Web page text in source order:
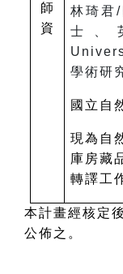
師
資
林琦君
士、
學術研
國立自
現為自
庫房藏
轉譯工
本計畫經核定
公佈之。